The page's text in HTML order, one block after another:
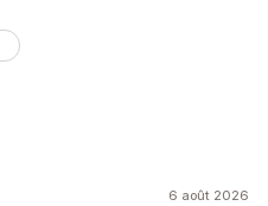
6 août 2026